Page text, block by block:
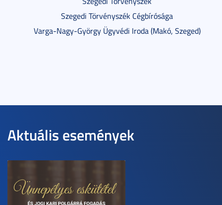
Szegedi Törvényszék Cégbírósága
Varga-Nagy-György Ügyvédi Iroda (Makó, Szeged)
Aktuális események